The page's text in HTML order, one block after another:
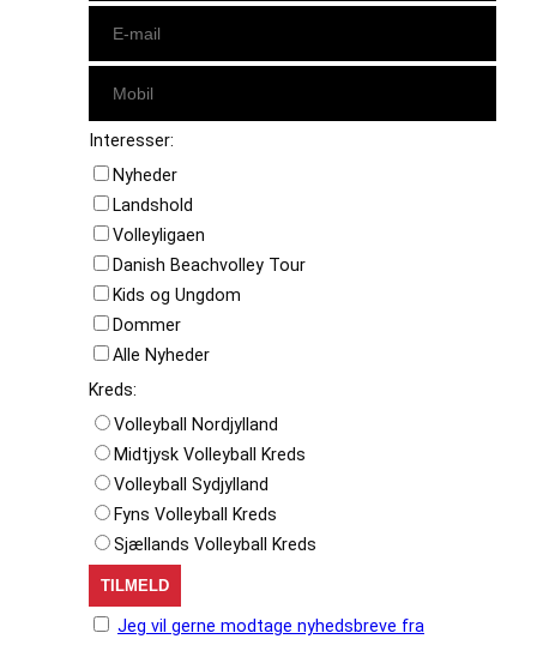
Interesser:
Nyheder
Landshold
Volleyligaen
Danish Beachvolley Tour
Kids og Ungdom
Dommer
Alle Nyheder
Kreds:
Volleyball Nordjylland
Midtjysk Volleyball Kreds
Volleyball Sydjylland
Fyns Volleyball Kreds
Sjællands Volleyball Kreds
Jeg vil gerne modtage nyhedsbreve fra